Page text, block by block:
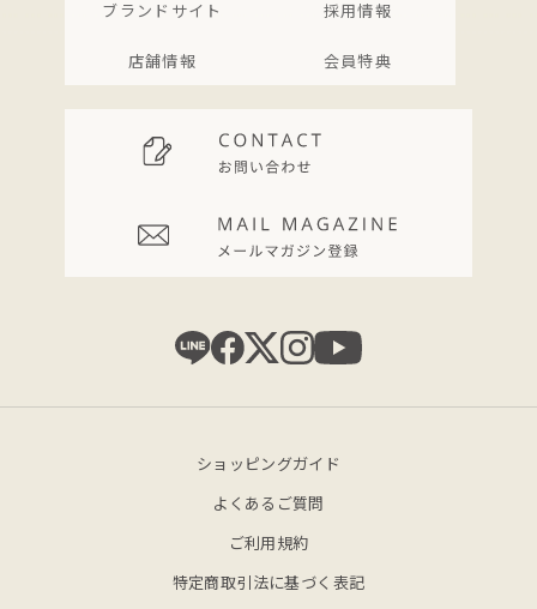
ブランドサイト 採用情報
店舗情報 会員特典
ショッピングガイド
よくあるご質問
ご利用規約
特定商取引法に基づく表記